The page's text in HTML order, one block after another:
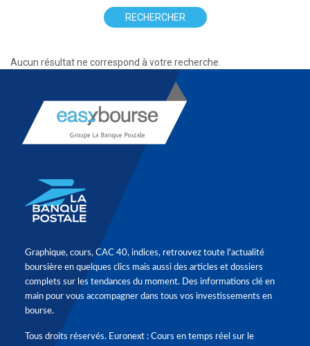
RECHERCHER
Aucun résultat ne correspond à votre recherche.
Graphique, cours, CAC 40, indices, retrouvez toute l'actualité
boursière en quelques clics mais aussi des articles et dossiers
complets sur les tendances du moment. Des informations clé en
main pour vous accompagner dans tous vos investissements en
bourse.
Tous droits réservés. Euronext : Cours en temps réel sur le